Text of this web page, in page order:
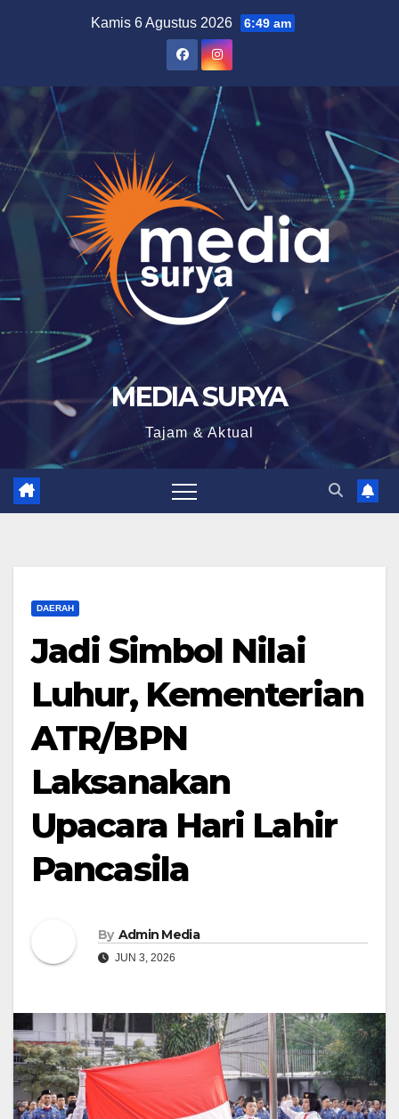
Kamis 6 Agustus 2026 6:49 am
MEDIA SURYA
Tajam & Aktual
DAERAH
Jadi Simbol Nilai
Luhur, Kementerian
ATR/BPN
Laksanakan
Upacara Hari Lahir
Pancasila
By Admin Media
JUN 3, 2026